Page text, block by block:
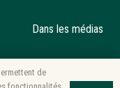
Dans les médias
Mentions légales
de